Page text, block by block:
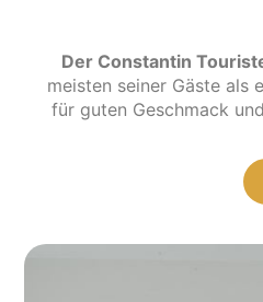
Der Constantin
meisten seiner Gäste als
für guten Geschmack